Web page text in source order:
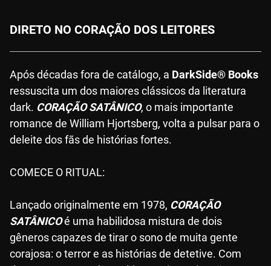
DIRETO NO CORAÇÃO DOS LEITORES
Após décadas fora de catálogo, a DarkSide® Books
ressuscita um dos maiores clássicos da literatura
dark. CORAÇÃO SATÂNICO, o mais importante
romance de William Hjortsberg, volta a pulsar para o
deleite dos fãs de histórias fortes.
COMECE O RITUAL:
Lançado originalmente em 1978, CORAÇÃO
SATÂNICOé uma habilidosa mistura de dois
gêneros capazes de tirar o sono de muita gente
corajosa: o terror e as histórias de detetive. Com